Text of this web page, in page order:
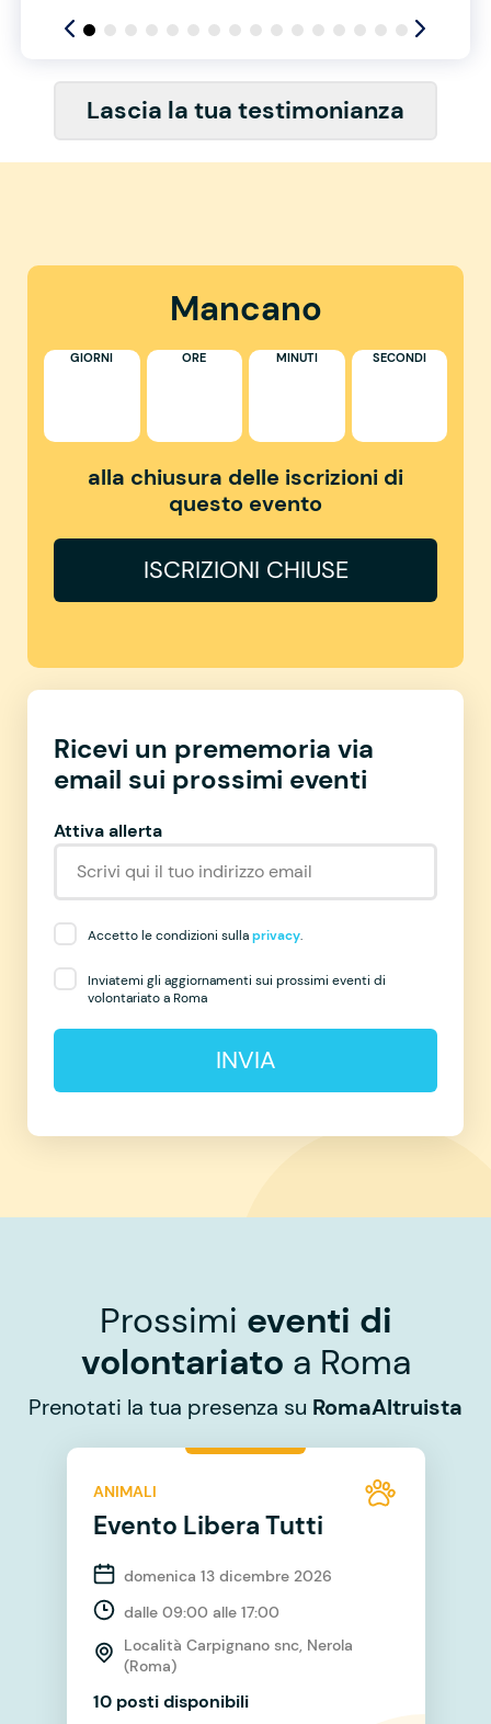
Lascia la tua testimonianza
Mancano
GIORNI ORE MINUTI SECONDI
alla chiusura delle iscrizioni di
questo evento
ISCRIZIONI CHIUSE
Ricevi un prememoria via
email sui prossimi eventi
Attiva allerta
Accetto le condizioni sullaprivacy.
Inviatemi gli aggiornamenti sui prossimi eventi di
volontariato a Roma
INVIA
Prossimi eventi di
volontariato a Roma
Prenotati la tua presenza su RomaAltruista
ANIMALI
Evento Libera Tutti
domenica 13 dicembre 2026
dalle 09:00 alle 17:00
Località Carpignano snc, Nerola
(Roma)
10 posti disponibili